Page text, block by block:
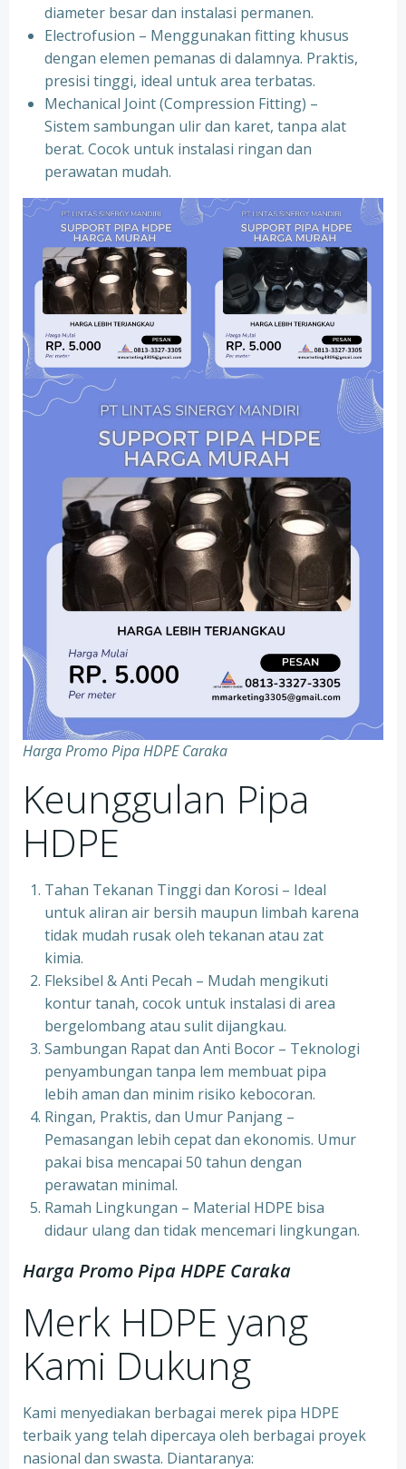
diameter besar dan instalasi permanen.
Electrofusion – Menggunakan fitting khusus
dengan elemen pemanas di dalamnya. Praktis,
presisi tinggi, ideal untuk area terbatas.
Mechanical Joint (Compression Fitting) –
Sistem sambungan ulir dan karet, tanpa alat
berat. Cocok untuk instalasi ringan dan
perawatan mudah.
Harga Promo Pipa HDPE Caraka
Keunggulan Pipa
HDPE
Tahan Tekanan Tinggi dan Korosi – Ideal
untuk aliran air bersih maupun limbah karena
tidak mudah rusak oleh tekanan atau zat
kimia.
Fleksibel & Anti Pecah – Mudah mengikuti
kontur tanah, cocok untuk instalasi di area
bergelombang atau sulit dijangkau.
Sambungan Rapat dan Anti Bocor – Teknologi
penyambungan tanpa lem membuat pipa
lebih aman dan minim risiko kebocoran.
Ringan, Praktis, dan Umur Panjang –
Pemasangan lebih cepat dan ekonomis. Umur
pakai bisa mencapai 50 tahun dengan
perawatan minimal.
Ramah Lingkungan – Material HDPE bisa
didaur ulang dan tidak mencemari lingkungan.
Harga Promo Pipa HDPE Caraka
Merk HDPE yang
Kami Dukung
Kami menyediakan berbagai merek pipa HDPE
terbaik yang telah dipercaya oleh berbagai proyek
nasional dan swasta. Diantaranya: